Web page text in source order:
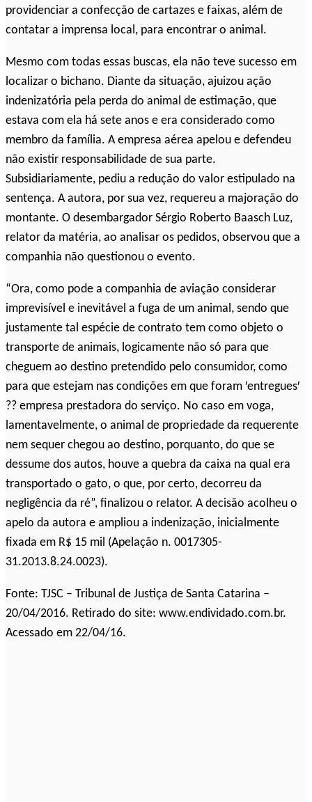
providenciar a confecção de cartazes e faixas, além de
contatar a imprensa local, para encontrar o animal.
Mesmo com todas essas buscas, ela não teve sucesso em
localizar o bichano. Diante da situação, ajuizou ação
indenizatória pela perda do animal de estimação, que
estava com ela há sete anos e era considerado como
membro da família. A empresa aérea apelou e defendeu
não existir responsabilidade de sua parte.
Subsidiariamente, pediu a redução do valor estipulado na
sentença. A autora, por sua vez, requereu a majoração do
montante. O desembargador Sérgio Roberto Baasch Luz,
relator da matéria, ao analisar os pedidos, observou que a
companhia não questionou o evento.
“Ora, como pode a companhia de aviação considerar
imprevisível e inevitável a fuga de um animal, sendo que
justamente tal espécie de contrato tem como objeto o
transporte de animais, logicamente não só para que
cheguem ao destino pretendido pelo consumidor, como
para que estejam nas condições em que foram ′entregues′
?? empresa prestadora do serviço. No caso em voga,
lamentavelmente, o animal de propriedade da requerente
nem sequer chegou ao destino, porquanto, do que se
dessume dos autos, houve a quebra da caixa na qual era
transportado o gato, o que, por certo, decorreu da
negligência da ré”, finalizou o relator. A decisão acolheu o
apelo da autora e ampliou a indenização, inicialmente
fixada em R$ 15 mil (Apelação n. 0017305-
31.2013.8.24.0023).
Fonte: TJSC – Tribunal de Justiça de Santa Catarina –
20/04/2016. Retirado do site: www.endividado.com.br.
Acessado em 22/04/16.